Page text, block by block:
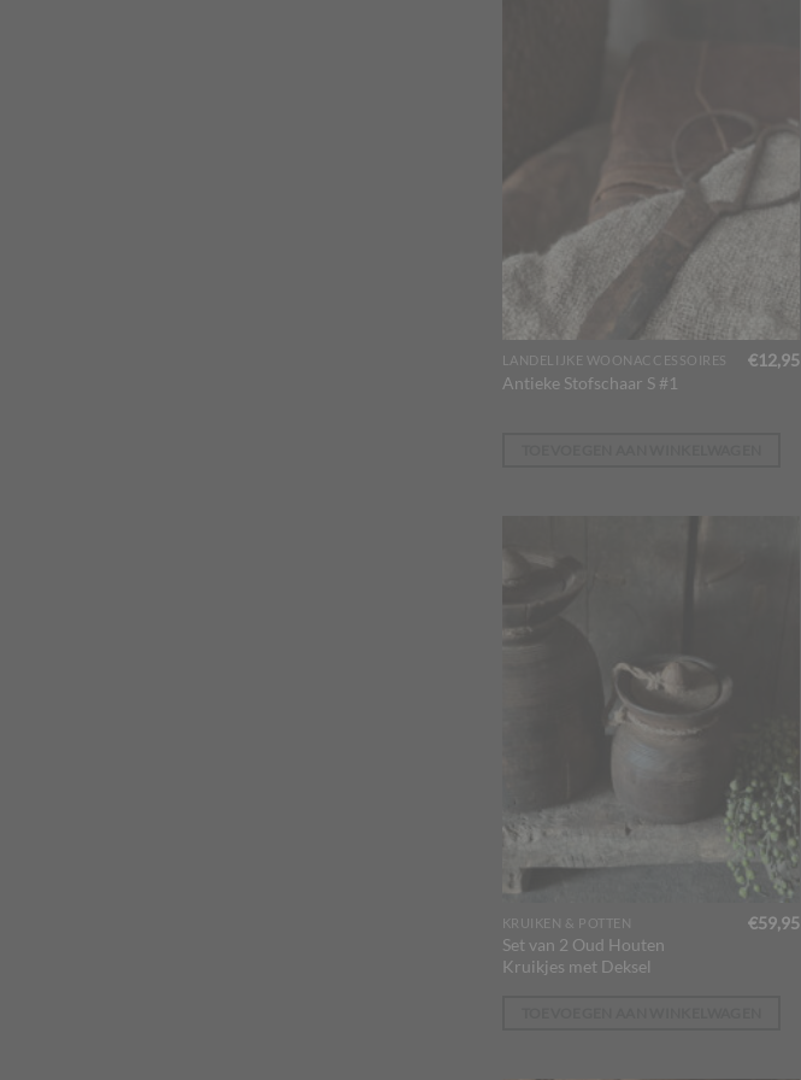
LANDELIJKE WOONACCESSOIRES
Antieke Stofschaar S #1
€12,95
KRUIKEN & POTTEN
Set van 2 Oud Houten
Kruikjes met Deksel
€59,95